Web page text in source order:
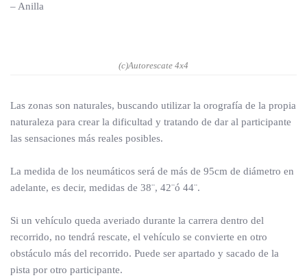
– Anilla
(c)Autorescate 4x4
Las zonas son naturales, buscando utilizar la orografía de la propia
naturaleza para crear la dificultad y tratando de dar al participante
las sensaciones más reales posibles.
La medida de los neumáticos será de más de 95cm de diámetro en
adelante, es decir, medidas de 38¨, 42¨ó 44¨.
Si un vehículo queda averiado durante la carrera dentro del
recorrido, no tendrá rescate, el vehículo se convierte en otro
obstáculo más del recorrido. Puede ser apartado y sacado de la
pista por otro participante.